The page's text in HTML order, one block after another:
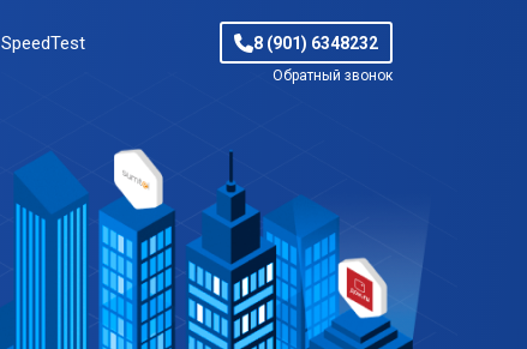
SpeedTest 8 (901) 6348232
Обратный звонок